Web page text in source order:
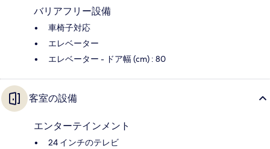
バリアフリー設備
車椅子対応
エレベーター
エレベーター - ドア幅 (cm) : 80
客室の設備
エンターテインメント
24 インチのテレビ